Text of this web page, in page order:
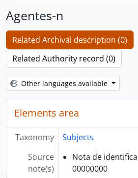
Agentes-n
Related Archival description (0)
Related Authority record (0)
Other languages available
Elements area
Taxonomy
Subjects
Source
note(s)
Nota de
00000000